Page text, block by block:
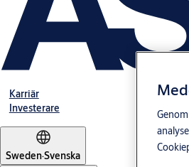
Karriär
Investerare
Sweden·Svenska